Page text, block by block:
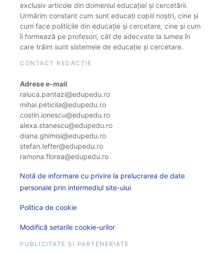
exclusiv articole din domeniul educației și cercetării.
Urmărim constant cum sunt educați copiii noștri, cine și
cum face politicile din educație și cercetare, cine și cum
îi formează pe profesori, cât de adecvate la lumea în
care trăim sunt sistemele de educație și cercetare.
CONTACT REDACȚIE
Adrese e-mail
raluca.pantazi@edupedu.ro
mihai.peticila@edupedu.ro
costin.ionescu@edupedu.ro
alexa.stanescu@edupedu.ro
diana.ghimisi@edupedu.ro
stefan.lefter@edupedu.ro
ramona.florea@edupedu.ro
Notă de informare cu privire la prelucrarea de date
personale prin intermediul site-ului
Politica de cookie
Modifică setarile cookie-urilor
PUBLICITATE ȘI PARTENERIATE